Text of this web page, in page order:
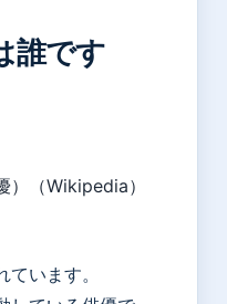
誰です
）（Wikipedia）
います。